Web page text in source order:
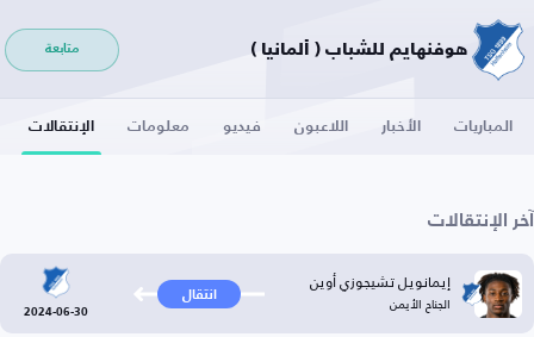
هوفنهايم للشباب ( ألمانيا ) متابعة
المباريات الأخبار اللاعبون فيديو معلومات الإنتقالات
آخر الإنتقالات
إيمانويل تشيجوزي أوين
الجناح الأيمن انتقال
2024-06-30